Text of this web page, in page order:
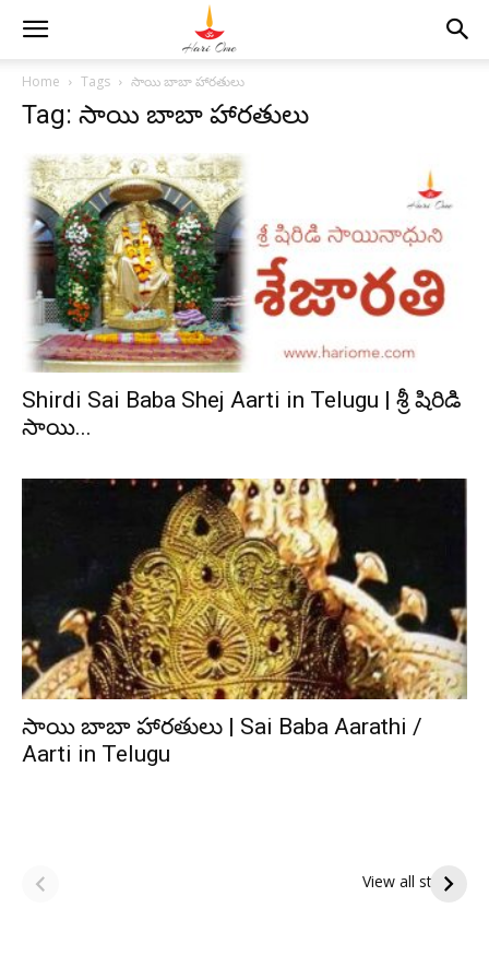
Home Tags సాయి బాబా హారతులు
Tag: సాయి బాబా హారతులు
Shirdi Sai Baba Shej Aarti in Telugu | శ్రీ షిరిడి
సాయి...
సాయి బాబా హారతులు | Sai Baba Aarathi /
Aarti in Telugu
View all stories
పితృదేవతల ఆశీర్వాదం
పొందే పవిత్ర రోజు
ఇంద్రకీలాద్రి గిరి ప్రదక్షిణ